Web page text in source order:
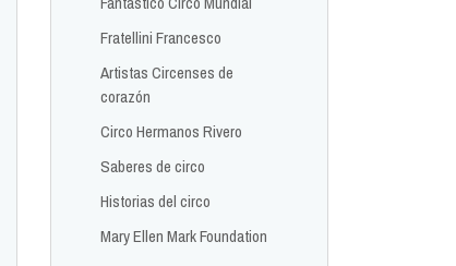
Fratellini Francesco
Artistas Circenses de
corazón
Circo Hermanos Rivero
Saberes de circo
Historias del circo
Mary Ellen Mark Foundation